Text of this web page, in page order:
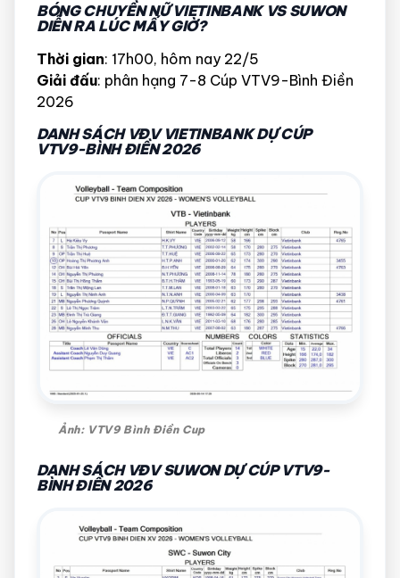
BÓNG CHUYỀN NỮ VIETINBANK VS SUWON
DIỄN RA LÚC MẤY GIỜ?
Thời gian: 17h00, hôm nay 22/5
Giải đấu: phân hạng 7-8 Cúp VTV9-Bình Điền
2026
DANH SÁCH VĐV VIETINBANK DỰ CÚP
VTV9-BÌNH ĐIỀN 2026
Ảnh: VTV9 Bình Điền Cup
DANH SÁCH VĐV SUWON DỰ CÚP VTV9-
BÌNH ĐIỀN 2026